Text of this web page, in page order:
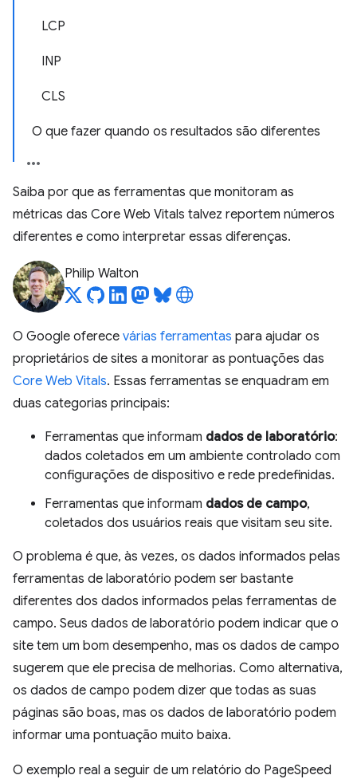
LCP
INP
CLS
O que fazer quando os resultados são diferentes
Saiba por que as ferramentas que monitoram as
métricas das Core Web Vitals talvez reportem números
diferentes e como interpretar essas diferenças.
Philip Walton
O Google oferece várias ferramentas para ajudar os
proprietários de sites a monitorar as pontuações das
Core Web Vitals. Essas ferramentas se enquadram em
duas categorias principais:
Ferramentas que informam dados de laboratório:
dados coletados em um ambiente controlado com
configurações de dispositivo e rede predefinidas.
Ferramentas que informam dados de campo,
coletados dos usuários reais que visitam seu site.
O problema é que, às vezes, os dados informados pelas
ferramentas de laboratório podem ser bastante
diferentes dos dados informados pelas ferramentas de
campo. Seus dados de laboratório podem indicar que o
site tem um bom desempenho, mas os dados de campo
sugerem que ele precisa de melhorias. Como alternativa,
os dados de campo podem dizer que todas as suas
páginas são boas, mas os dados de laboratório podem
informar uma pontuação muito baixa.
O exemplo real a seguir de um relatório do PageSpeed